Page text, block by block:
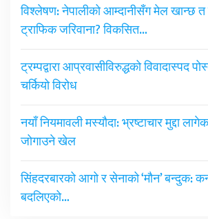
विश्लेषण: नेपालीको आम्दानीसँग मेल खान्छ त
ट्राफिक जरिवाना? विकसित…
ट्रम्पद्वारा आप्रवासीविरुद्धको विवादास्पद
चर्कियो विरोध
नयाँ नियमावली मस्यौदा: भ्रष्टाचार मुद्दा
जोगाउने खेल
सिंहदरबारको आगो र सेनाको ‘मौन’ बन्दुक:
बदलिएको…